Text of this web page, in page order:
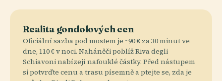
Realita gondolových cen
Oficiální sazba pod mostem je ~90 € za 30 minut ve
dne, 110 € v noci. Naháněči poblíž Riva degli
Schiavoni nabízejí nafouklé částky. Před nástupem
si potvrďte cenu a trasu písemně a ptejte se, zda je